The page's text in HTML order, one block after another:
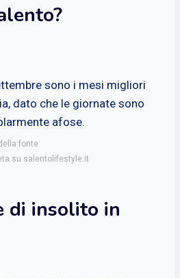
sono i mesi migliori
dato che le giornate sono
afose.
fonte
su salentolifestyle.it
di insolito in